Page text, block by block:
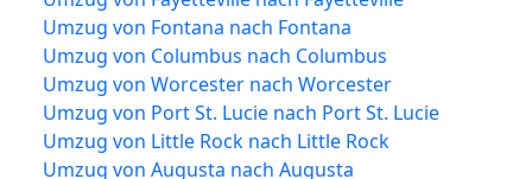
Umzug von Fontana nach Fontana
Umzug von Columbus nach Columbus
Umzug von Worcester nach Worcester
Umzug von Port St. Lucie nach Port St. Lucie
Umzug von Little Rock nach Little Rock
Umzug von Augusta nach Augusta